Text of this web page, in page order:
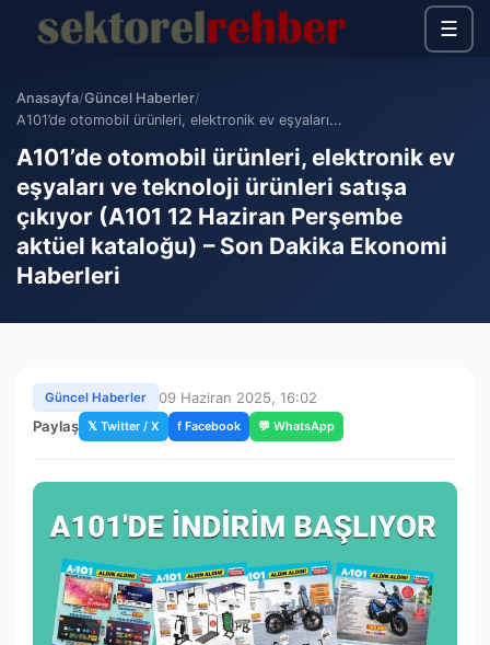
☰
Anasayfa/Güncel Haberler/
A101’de otomobil ürünleri, elektronik ev eşyaları...
A101’de otomobil ürünleri, elektronik ev
eşyaları ve teknoloji ürünleri satışa
çıkıyor (A101 12 Haziran Perşembe
aktüel kataloğu) – Son Dakika Ekonomi
Haberleri
Güncel Haberler
09 Haziran 2025, 16:02
Paylaş 𝕏 Twitter / X f Facebook 💬 WhatsApp